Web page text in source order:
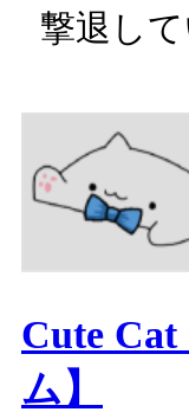
撃退し
Cute
ム】